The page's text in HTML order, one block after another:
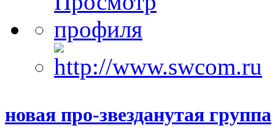
новая про-звезданутая группа